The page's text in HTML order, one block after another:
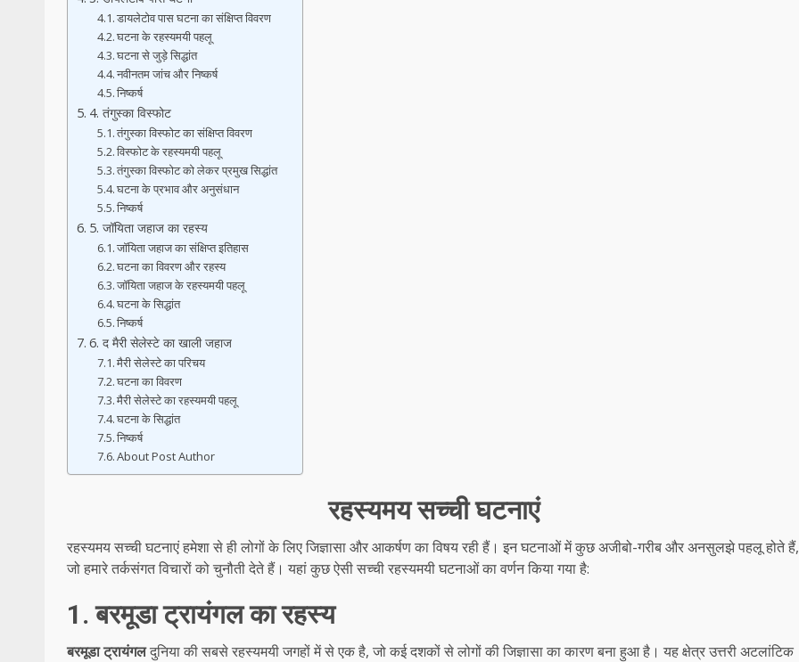
डायलेटोव पास घटना का संक्षिप्त विवरण
घटना के रहस्यमयी पहलू
घटना से जुड़े सिद्धांत
नवीनतम जांच और निष्कर्ष
निष्कर्ष
4. तंगुस्का विस्फोट
तंगुस्का विस्फोट का संक्षिप्त विवरण
विस्फोट के रहस्यमयी पहलू
तंगुस्का विस्फोट को लेकर प्रमुख सिद्धांत
घटना के प्रभाव और अनुसंधान
निष्कर्ष
5. जॉयिता जहाज का रहस्य
जॉयिता जहाज का संक्षिप्त इतिहास
घटना का विवरण और रहस्य
जॉयिता जहाज के रहस्यमयी पहलू
घटना के सिद्धांत
निष्कर्ष
6. द मैरी सेलेस्टे का खाली जहाज
मैरी सेलेस्टे का परिचय
घटना का विवरण
मैरी सेलेस्टे का रहस्यमयी पहलू
घटना के सिद्धांत
निष्कर्ष
About Post Author
रहस्यमय सच्ची घटनाएं
रहस्यमय सच्ची घटनाएं हमेशा से ही लोगों के लिए जिज्ञासा और आकर्षण का विषय रही हैं। इन घटनाओं में कुछ अजीबो-गरीब और अनसुलझे पहलू होते हैं,
जो हमारे तर्कसंगत विचारों को चुनौती देते हैं। यहां कुछ ऐसी सच्ची रहस्यमयी घटनाओं का वर्णन किया गया है:
1. बरमूडा ट्रायंगल का रहस्य
बरमूडा ट्रायंगलदुनिया की सबसे रहस्यमयी जगहों में से एक है, जो कई दशकों से लोगों की जिज्ञासा का कारण बना हुआ है। यह क्षेत्र उत्तरी अटलांटिक